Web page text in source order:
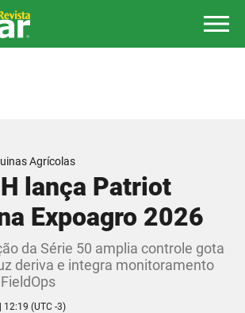
Agrícolas
lança Patriot
Expoagro 2026
da Série 50 amplia controle gota
deriva e integra monitoramento
(UTC -3)